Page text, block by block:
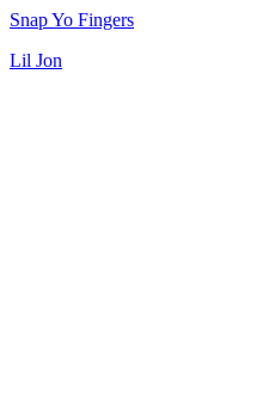
Snap Yo Fingers
Lil Jon